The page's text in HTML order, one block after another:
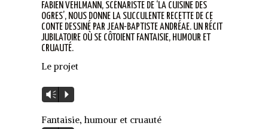
FABIEN VEHLMANN, SCÉNARISTE DE ‘LA CUISINE DES
OGRES’, NOUS DONNE LA SUCCULENTE RECETTE DE CE
CONTE DESSINÉ PAR JEAN-BAPTISTE ANDRÉAE. UN RÉCIT
JUBILATOIRE OÙ SE CÔTOIENT FANTAISIE, HUMOUR ET
CRUAUTÉ.
Le projet
Lecteur
audio
Vm P
Fantaisie, humour et cruauté